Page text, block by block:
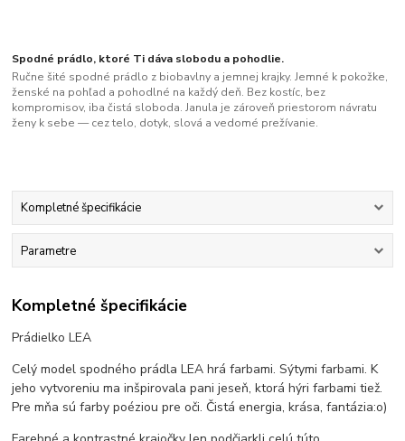
Spodné prádlo, ktoré Ti dáva slobodu a pohodlie.
Ručne šité spodné prádlo z biobavlny a jemnej krajky. Jemné k pokožke,
ženské na pohľad a pohodlné na každý deň. Bez kostíc, bez
kompromisov, iba čistá sloboda. Janula je zároveň priestorom návratu
ženy k sebe — cez telo, dotyk, slová a vedomé prežívanie.
Kompletné špecifikácie
Parametre
Kompletné špecifikácie
Prádielko LEA
Celý model spodného prádla LEA hrá farbami. Sýtymi farbami. K
jeho vytvoreniu ma inšpirovala pani jeseň, ktorá hýri farbami tiež.
Pre mňa sú farby poéziou pre oči. Čistá energia, krása, fantázia:o)